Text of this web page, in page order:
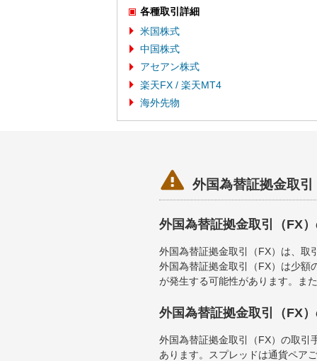
各種取引詳細
米国株式
中国株式
アセアン株式
楽天FX / 楽天MT4
海外先物
 外国為替証拠金取
外国為替証拠金取引（FX
外国為替証拠金取引（FX）は、取
外国為替証拠金取引（FX）は少額
が発生する可能性があります。ま
外国為替証拠金取引（FX
外国為替証拠金取引（FX）の取引
あります。スプレッドは通貨ペア